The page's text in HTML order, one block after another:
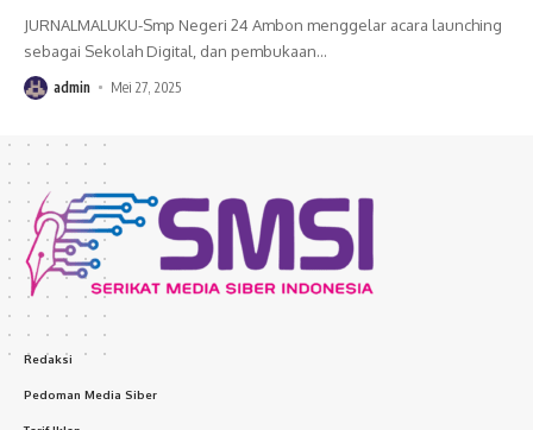
JURNALMALUKU-Smp Negeri 24 Ambon menggelar acara launching
sebagai Sekolah Digital, dan pembukaan…
admin Mei 27, 2025
Redaksi
Pedoman Media Siber